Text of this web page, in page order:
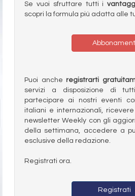
Se vuoi sfruttare tutti i
scopri la formula più adatta alle
Puoi anche registrarti
servizi a disposizione di
partecipare ai nostri eventi
italiani e internazionali,
newsletter Weekly con gli
della settimana, accedere a
esclusive della redazione.
Registrati ora.
Registrati